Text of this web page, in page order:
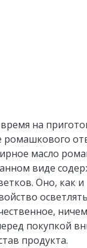
на
ромашкового
масло
виде
Оно, как
покупкой
продукта.